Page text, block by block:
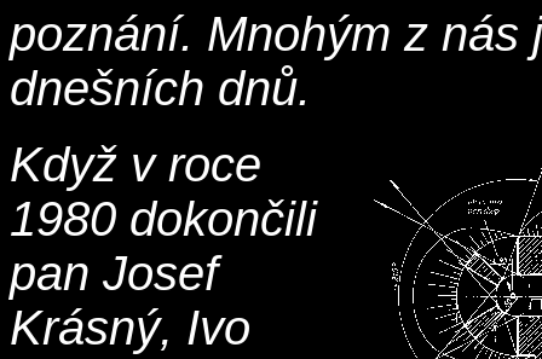
poznání. Mnohým z nás
dnešních dnů.
Když v roce
1980 dokončili
pan Josef
Krásný, Ivo